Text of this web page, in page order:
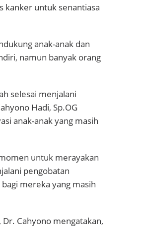
kanker untuk senantiasa
anak-anak dan
namun banyak orang
selesai menjalani
Hadi, Sp.OG
anak-anak yang masih
untuk merayakan
pengobatan
mereka yang masih
Cahyono mengatakan,